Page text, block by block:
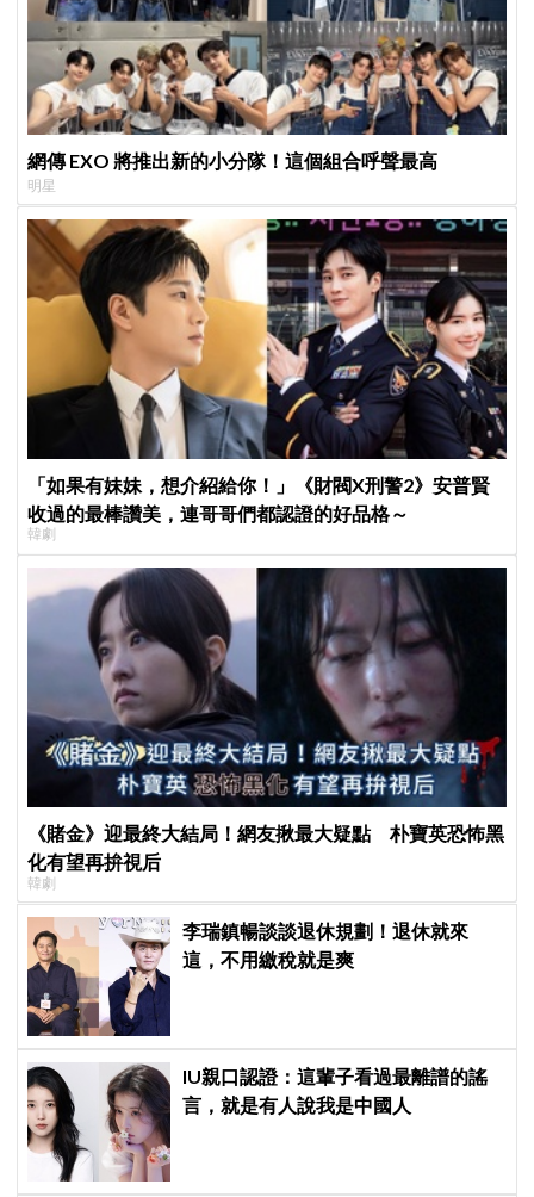
網傳 EXO 將推出新的小分隊！這個組合呼聲最高
明星
「如果有妹妹，想介紹給你！」《財閥X刑警2》安普賢
收過的最棒讚美，連哥哥們都認證的好品格～
韓劇
《賭金》迎最終大結局！網友揪最大疑點 朴寶英恐怖黑
化有望再拚視后
韓劇
李瑞鎮暢談談退休規劃！退休就來
這，不用繳稅就是爽
IU親口認證：這輩子看過最離譜的謠
言，就是有人說我是中國人